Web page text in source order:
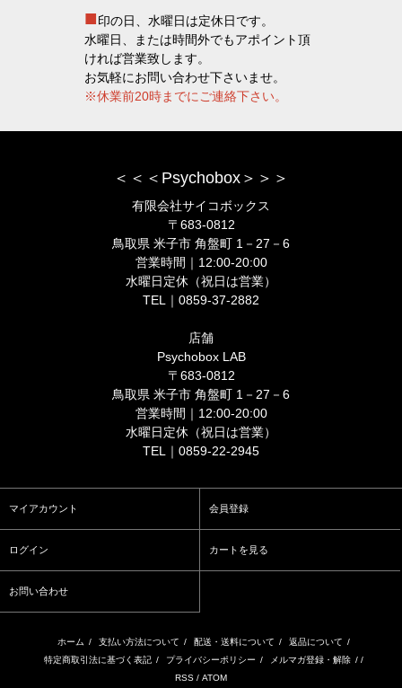
■印の日、水曜日は定休日です。
水曜日、または時間外でもアポイント頂
ければ営業致します。
お気軽にお問い合わせ下さいませ。
※休業前20時までにご連絡下さい。
＜＜＜Psychobox＞＞＞
有限会社サイコボックス
〒683-0812
鳥取県 米子市 角盤町 1－27－6
営業時間｜12:00-20:00
水曜日定休（祝日は営業）
TEL｜0859-37-2882
店舗
Psychobox LAB
〒683-0812
鳥取県 米子市 角盤町 1－27－6
営業時間｜12:00-20:00
水曜日定休（祝日は営業）
TEL｜0859-22-2945
マイアカウント 会員登録
ログイン カートを見る
お問い合わせ
ホーム / 支払い方法について / 配送・送料について / 返品について /
特定商取引法に基づく表記 / プライバシーポリシー / メルマガ登録・解除 / /
RSS / ATOM